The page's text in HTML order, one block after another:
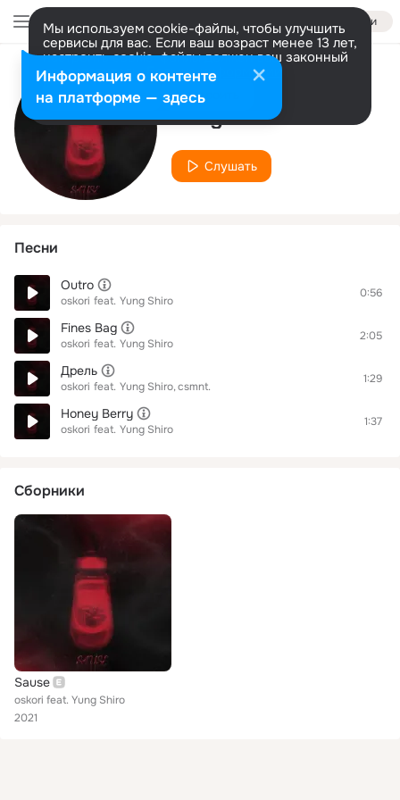
Войти
Мы используем cookie-файлы, чтобы улучшить
сервисы для вас. Если ваш возраст менее 13 лет,
настроить cookie-файлы должен ваш законный
представитель. Больше информации
Разрешить все Настроить
Исполнитель
Yung Shiro
Слушать
Песни
Outro
oskori feat. Yung Shiro
0:56
Fines Bag
oskori feat. Yung Shiro
2:05
Дрель
oskori feat. Yung Shiro csmnt.
1:29
Honey Berry
oskori feat. Yung Shiro
1:37
Сборники
Sause
oskori feat. Yung Shiro
2021
Информация о контенте
на платформе — здесь